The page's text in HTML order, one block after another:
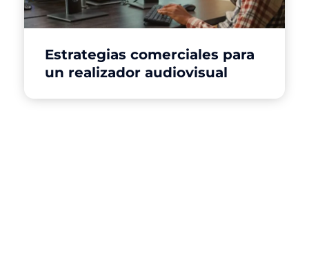
Estrategias comerciales para
un realizador audiovisual